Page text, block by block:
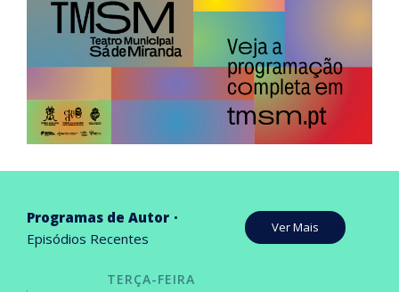
Programas de Autor
Episódios Recentes
Ver Mais
TERÇA-FEIRA